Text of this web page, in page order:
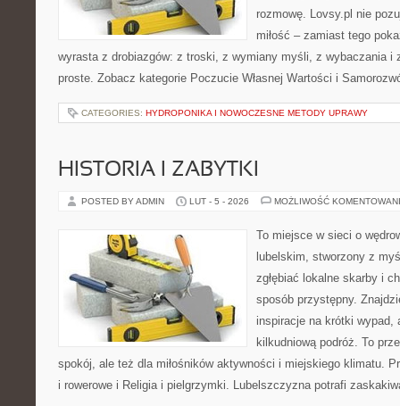
rozmowę. Lovsy.pl nie
miłość – zamiast tego
wyrasta z drobiazgów: z troski, z wymiany myśli, z wybaczania i
proste. Zobacz kategorie Poczucie Własnej Wartości i
CATEGORIES: HYDROPONIKA I NOWOCZESNE METODY UPRAWY
HISTORIA I ZABYTKI
POSTED BY ADMIN LUT - 5 - 2026 MOŻLIWOŚĆ
To miejsce w sieci o
lubelskim, stworzony z
zgłębiać lokalne skarby i
sposób przystępny.
inspiracje na krótki wypad,
kilkudniową podróż. To
spokój, ale też dla miłośników aktywności i miejskiego klimatu.
i rowerowe i Religia i pielgrzymki. Lubelszczyzna potrafi